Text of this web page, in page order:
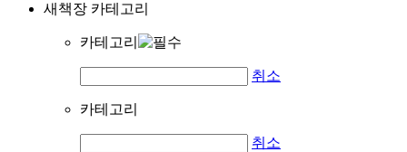
새책장 카테고리
카테고리
취소
카테고리
취소